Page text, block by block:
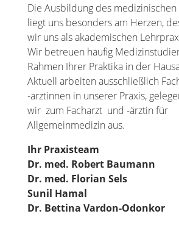
Die Ausbildung des
liegt uns besonders am Herzen,
wir uns als akademischen
Wir betreuen häufig
Rahmen Ihrer Praktika in der
Aktuell arbeiten ausschließlich
-ärztinnen in unserer Praxis,
wir zum Facharzt und -ärztin für
Allgemeinmedizin aus.
Ihr Praxisteam
Dr. med. Robert Baumann
Dr. med. Florian Sels
Sunil Hamal
Dr. Bettina Vardon-Odonkor